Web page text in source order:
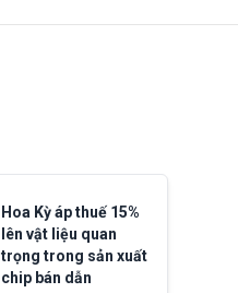
Hoa Kỳ áp thuế 15%
lên vật liệu quan
trọng trong sản xuất
chip bán dẫn